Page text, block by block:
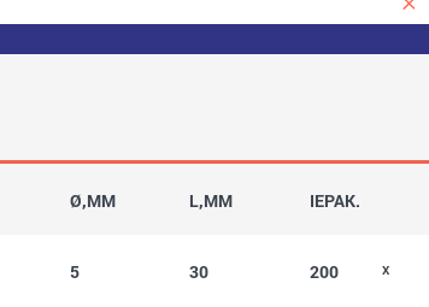
Ø,MM L,MM IEPAK.
5 30 200